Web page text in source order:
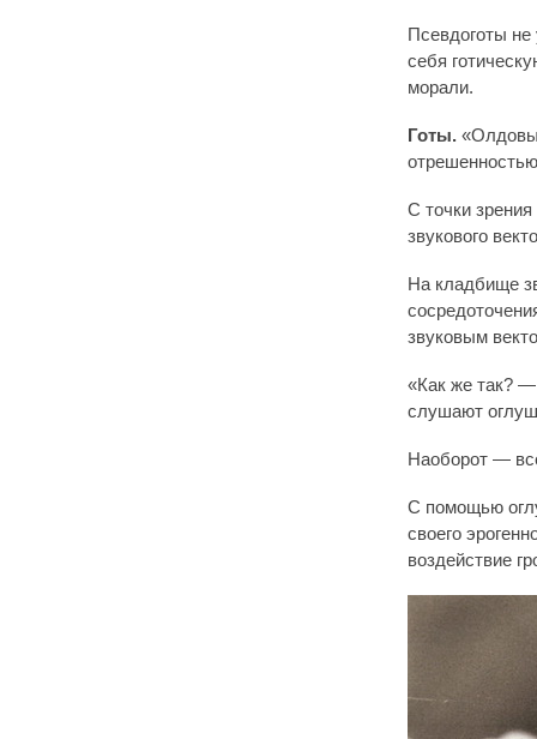
Псевдоготы
себя
морали.
Готы.
С точки
звукового
На кладбище
звуковым
«Как же так?
слушают
Наоборот —
С помощью
своего
воздействие